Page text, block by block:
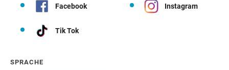
Facebook Instagram
Tik Tok
SPRACHE